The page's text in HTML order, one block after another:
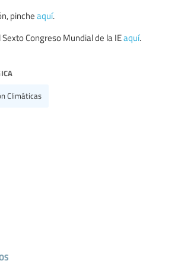
pinche aquí.
Congreso Mundial de la IEaquí.
Climáticas